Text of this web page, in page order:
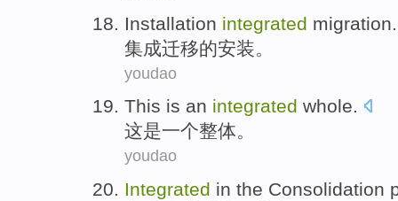
Installation integrated migration
集成迁移的安装 。
youdao
This is an integrated whole.
这是一个整体。
youdao
Integrated in the Consolidation